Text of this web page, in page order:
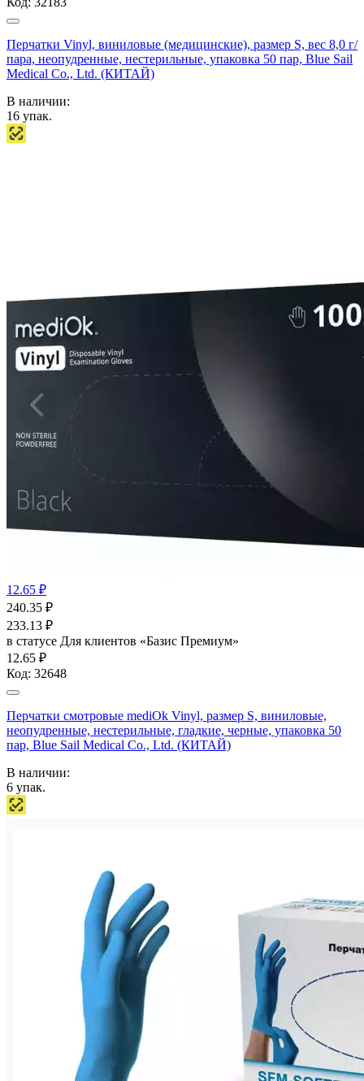
Перчатки Vinyl, виниловые (медицинские), размер S, вес 8,0 г/
пара, неопудренные, нестерильные, упаковка 50 пар, Blue Sail
Medical Co., Ltd. (КИТАЙ)
В наличии:
16 упак.
12.65 ₽
240.35 ₽
233.13 ₽
в статусе Для клиентов «Базис Премиум»
12.65 ₽
Код: 32648
Перчатки смотровые mediOk Vinyl, размер S, виниловые,
неопудренные, нестерильные, гладкие, черные, упаковка 50
пар, Blue Sail Medical Co., Ltd. (КИТАЙ)
В наличии:
6 упак.